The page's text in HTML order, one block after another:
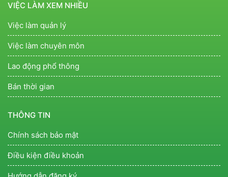
VIỆC LÀM XEM NHIỀU
Việc làm quản lý
Việc làm chuyên môn
Lao động phổ thông
Bán thời gian
THÔNG TIN
Chính sách bảo mật
Điều kiện điều khoản